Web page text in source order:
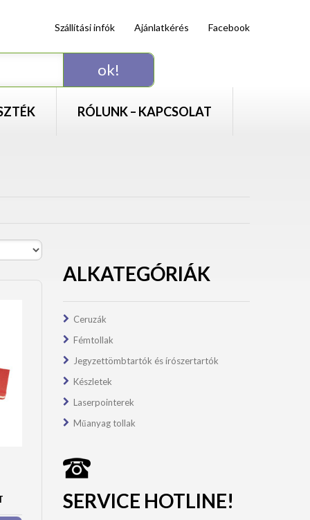
Szállítási infók Ajánlatkérés Facebook
RÓLUNK – KAPCSOLAT
ALKATEGÓRIÁK
Ceruzák
Fémtollak
Jegyzettömbtartók és írószertartók
Készletek
Laserpointerek
Műanyag tollak
SERVICE HOTLINE!